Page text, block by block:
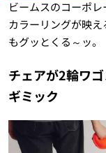
ビームスのコーポ
カラーリングが映
もグッとくる～ッ。
チェアが2輪ワ
ギミック